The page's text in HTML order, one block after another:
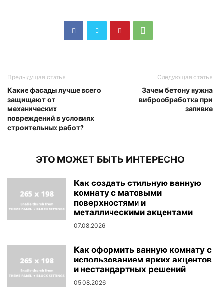
Предыдущая статья
Какие фасады лучше всего
защищают от
механических
повреждений в условиях
строительных работ?
Следующая статья
Зачем бетону нужна
виброобработка при
заливке
ЭТО МОЖЕТ БЫТЬ ИНТЕРЕСНО
Как создать стильную ванную
комнату с матовыми
поверхностями и
металлическими акцентами
07.08.2026
Как оформить ванную комнату с
использованием ярких акцентов
и нестандартных решений
05.08.2026